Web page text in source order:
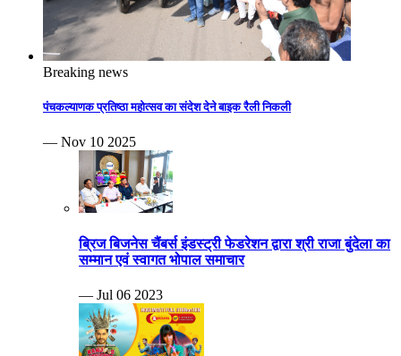
Breaking news
पंचकल्याणक प्रतिष्ठा महोत्सव का संदेश देने बाइक रैली निकली
— Nov 10 2025
ब्रिज बिजनेस चैंबर्स इंडस्ट्री फेडरेशन द्वारा श्री राजा बुंदेला का
सम्मान एवं स्वागत भोपाल समाचार
— Jul 06 2023